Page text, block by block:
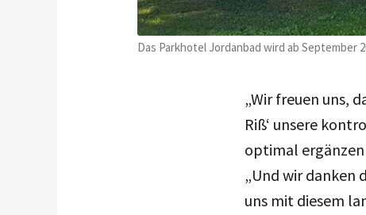
Das Parkhotel Jordanbad wird ab
„Wir freuen uns,
Riß‘ unsere
optimal
„Und wir danken
uns mit diesem